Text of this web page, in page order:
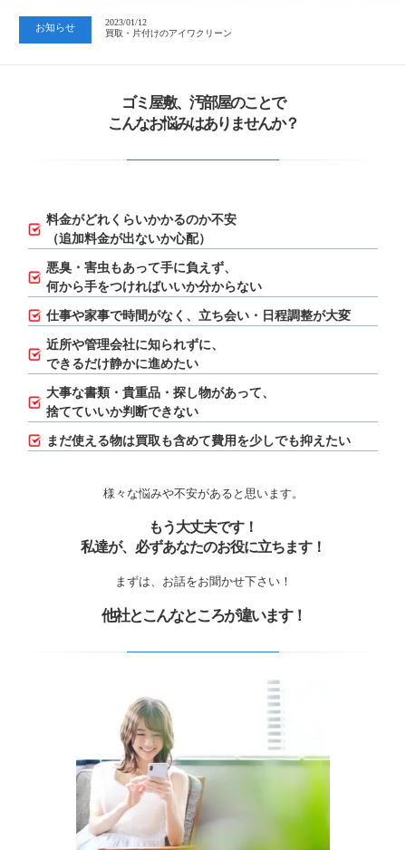
お知らせ
2023/01/12
買取・片付けのアイワクリーン
ゴミ屋敷、汚部屋のことで
こんなお悩みはありませんか？
料金がどれくらいかかるのか不安
（追加料金が出ないか心配）
悪臭・害虫もあって手に負えず、
何から手をつければいいか分からない
仕事や家事で時間がなく、立ち会い・日程調整が大変
近所や管理会社に知られずに、
できるだけ静かに進めたい
大事な書類・貴重品・探し物があって、
捨てていいか判断できない
まだ使える物は買取も含めて費用を少しでも抑えたい
様々な悩みや不安があると思います。
もう大丈夫です！
私達が、必ずあなたのお役に立ちます！
まずは、お話をお聞かせ下さい！
他社とこんなところが違います！